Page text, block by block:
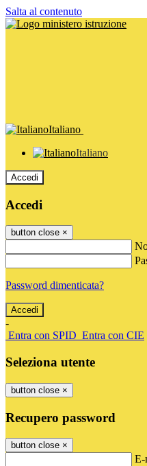
Salta al contenuto
Italiano
Italiano
Accedi
Accedi
button close ×
Password dimenticata?
-
Entra con SPID Entra con CIE
Seleziona utente
button close ×
Recupero password
button close ×
E-